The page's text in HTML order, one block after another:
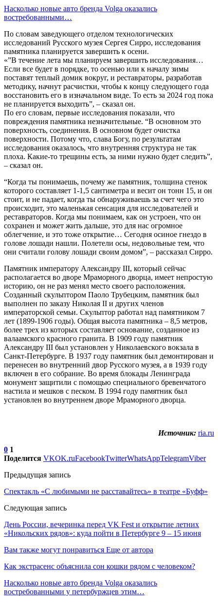
Насколько новые авто бренда Volga оказались
востребованными…
По словам заведующего отделом технологических
исследований Русского музея Сергея Сирро, исследования
памятника планируется завершить к осени.
«”В течение лета мы планируем завершить исследования…
Если все будет в порядке, то осенью или к началу зимы
поставят теплый домик вокруг, и реставраторы, разработав
методику, начнут расчистки, чтобы к концу следующего года
восстановить его в изначальном виде. То есть за 2024 год пока
не планируется выходить”, – сказал он.
По его словам, первые исследования показали, что
повреждения памятника незначительные. “В основном это
поверхность, соединения. В основном будет очистка
поверхности. Потому что, слава Богу, по результатам
исследования оказалось, что внутренняя структура не так
плоха. Какие-то трещины есть, за ними нужно будет следить”,
– сказал он.
“Когда ты понимаешь, почему же памятник, толщина стенок
которого составляет 1-1,5 сантиметра и весит он тонн 15, и он
стоит, и не падает, когда ты обнаруживаешь за счет чего это
происходит, это маленькая сенсация для исследователей и
реставраторов. Когда мы понимаем, как он устроен, что он
сохранен и может жить дальше, это для нас огромное
облегчение, и это тоже открытие… Сегодня осиное гнездо в
голове лошади нашли. Полетели осы, недовольные тем, что
они считали голову лошади своим домом”, – рассказал Сирро.
Памятник императору Александру III, который сейчас
располагается во дворе Мраморного дворца, имеет непростую
историю, он не раз менял место своего расположения.
Созданный скульптором Паоло Трубецким, памятник был
выполнен по заказу Николая II и других членов
императорской семьи. Скульптор работал над памятником 7
лет (1899-1906 годы). Общая высота памятника – 8,5 метров,
более трех из которых составляет основание, созданное из
валаамского красного гранита. В 1909 году памятник
Александру III был установлен у Николаевского вокзала в
Санкт-Петербурге. В 1937 году памятник был демонтирован и
перенесен во внутренний двор Русского музея, а в 1939 году
включен в его собрание. Во время блокады Ленинграда
монумент защитили с помощью специального бревенчатого
настила и мешков с песком. В 1994 году памятник был
установлен во внутреннем дворе Мраморного дворца.
Источник: ria.ru
0 1
Поделится VKOK.ruFacebookTwitterWhatsAppTelegramViber
Предыдущая запись
Спектакль «С любимыми не расставайтесь» в театре «Буфф»
Следующая запись
День России, вечеринка перед VK Fest и открытие летних
«Никольских рядов»: куда пойти в Петербурге 9 – 15 июня
Вам также могут понравиться Еще от автора
Как экстрасенс объяснила сон кошки рядом с человеком?
Насколько новые авто бренда Volga оказались
востребованными у петербуржцев этим…